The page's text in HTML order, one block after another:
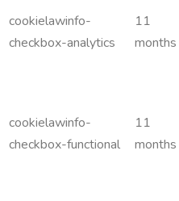
cookielawinfo-
checkbox-analytics
11
months
cookielawinfo-
checkbox-functional
11
months